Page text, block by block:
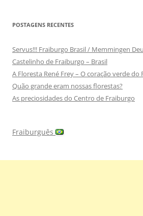
POSTAGENS RECENTES
Servus!!! Fraiburgo Brasil / Memmingen
Castelinho de Fraiburgo – Brasil
A Floresta René Frey – O coração verde do
Quão grande eram nossas florestas?
As preciosidades do Centro de Fraiburgo
Fraiburguês